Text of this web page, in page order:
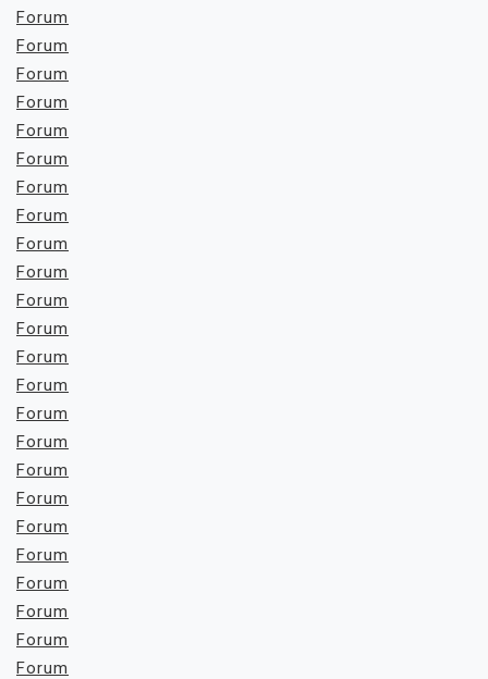
Forum
Forum
Forum
Forum
Forum
Forum
Forum
Forum
Forum
Forum
Forum
Forum
Forum
Forum
Forum
Forum
Forum
Forum
Forum
Forum
Forum
Forum
Forum
Forum